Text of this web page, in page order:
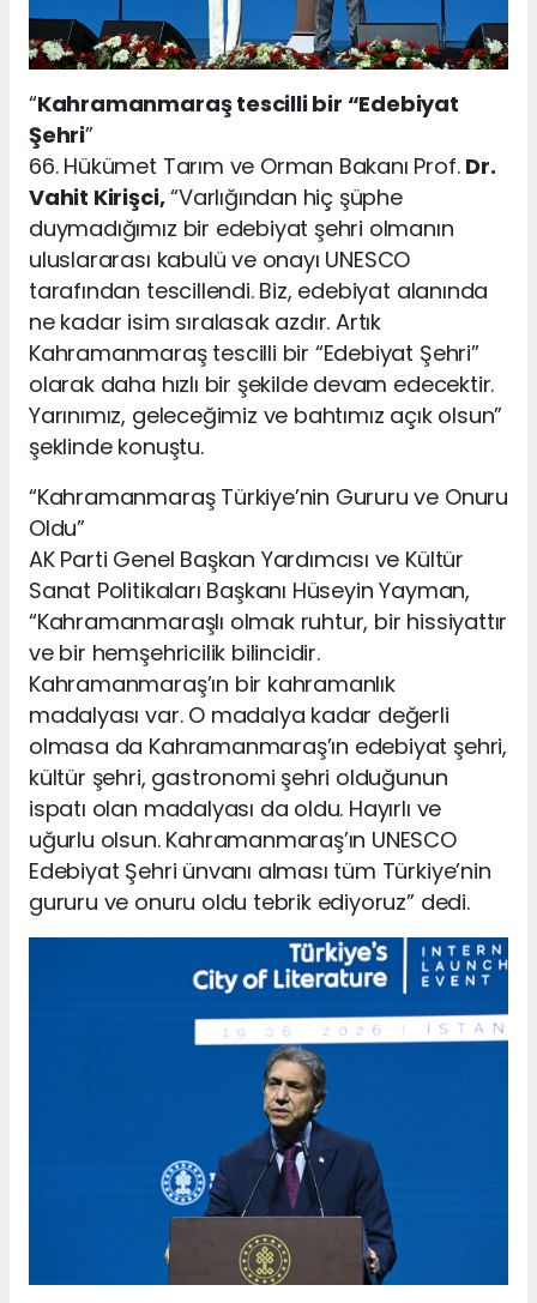
“Kahramanmaraş tescilli bir “Edebiyat
Şehri”
66. Hükümet Tarım ve Orman Bakanı Prof. Dr.
Vahit Kirişci,“Varlığından hiç şüphe
duymadığımız bir edebiyat şehri olmanın
uluslararası kabulü ve onayı UNESCO
tarafından tescillendi. Biz, edebiyat alanında
ne kadar isim sıralasak azdır. Artık
Kahramanmaraş tescilli bir “Edebiyat Şehri”
olarak daha hızlı bir şekilde devam edecektir.
Yarınımız, geleceğimiz ve bahtımız açık olsun”
şeklinde konuştu.
“Kahramanmaraş Türkiye’nin Gururu ve Onuru
Oldu”
AK Parti Genel Başkan Yardımcısı ve Kültür
Sanat Politikaları Başkanı Hüseyin Yayman,
“Kahramanmaraşlı olmak ruhtur, bir hissiyattır
ve bir hemşehricilik bilincidir.
Kahramanmaraş’ın bir kahramanlık
madalyası var. O madalya kadar değerli
olmasa da Kahramanmaraş’ın edebiyat şehri,
kültür şehri, gastronomi şehri olduğunun
ispatı olan madalyası da oldu. Hayırlı ve
uğurlu olsun. Kahramanmaraş’ın UNESCO
Edebiyat Şehri ünvanı alması tüm Türkiye’nin
gururu ve onuru oldu tebrik ediyoruz” dedi.